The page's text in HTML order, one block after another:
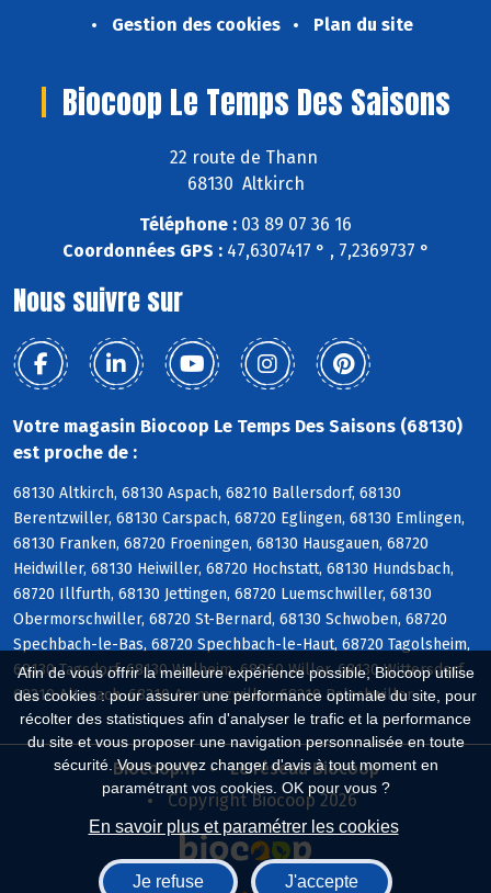
Afin de vous offrir la meilleure expérience possible, Biocoop utilise
des cookies : pour assurer une performance optimale du site, pour
récolter des statistiques afin d'analyser le trafic et la performance
du site et vous proposer une navigation personnalisée en toute
sécurité. Vous pouvez changer d'avis à tout moment en
paramétrant vos cookies. OK pour vous ?
En savoir plus et paramétrer les cookies
Je refuse J'accepte
Gestion des cookies
Plan du site
Biocoop Le Temps Des Saisons
22 route de Thann
68130 Altkirch
Téléphone : 03 89 07 36 16
Coordonnées GPS :47,6307417 ° , 7,2369737 °
Nous suivre sur
Votre magasin Biocoop Le Temps Des Saisons (68130)
est proche de :
68130 Altkirch, 68130 Aspach, 68210 Ballersdorf, 68130
Berentzwiller, 68130 Carspach, 68720 Eglingen, 68130 Emlingen,
68130 Franken, 68720 Froeningen, 68130 Hausgauen, 68720
Heidwiller, 68130 Heiwiller, 68720 Hochstatt, 68130 Hundsbach,
68720 Illfurth, 68130 Jettingen, 68720 Luemschwiller, 68130
Obermorschwiller, 68720 St-Bernard, 68130 Schwoben, 68720
Spechbach-le-Bas, 68720 Spechbach-le-Haut, 68720 Tagolsheim,
68130 Tagsdorf, 68130 Walheim, 68960 Willer, 68130 Wittersdorf,
68210 Altenach, 68210 Ammerzwiller, 68210 Balschwiller
Biocoop.fr
Le réseau Biocoop
Copyright Biocoop 2026